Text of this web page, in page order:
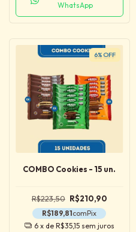
WhatsApp
6% OFF
COMBO Cookies - 15 un.
R$223,50 R$210,90
R$189,81comPix
6 x de R$35,15 sem juros